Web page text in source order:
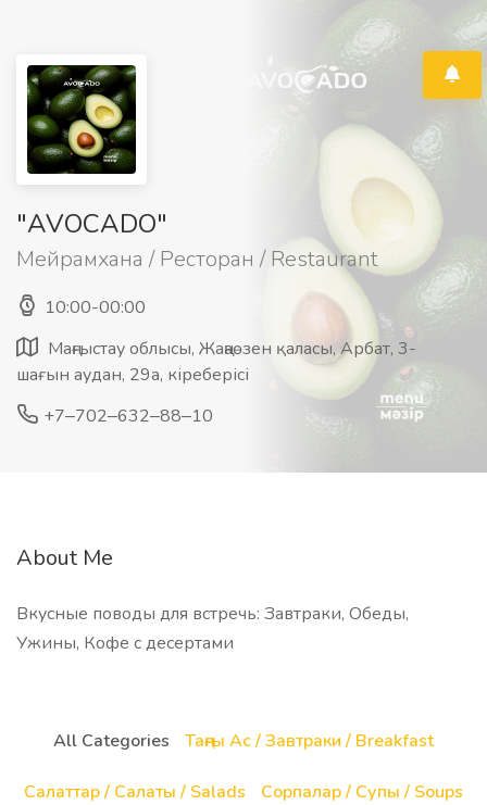
"AVOCADO"
Мейрамхана / Ресторан / Restaurant
10:00-00:00
Маңғыстау облысы, Жаңаөзен қаласы, Арбат, 3-
шағын аудан, 29а, кіреберісі
+7‒702‒632‒88‒10
About Me
Вкусные поводы для встречь: Завтраки, Обеды,
Ужины, Кофе с десертами
All Categories Таңғы Ас / Завтраки / Breakfast
Салаттар / Салаты / Salads Сорпалар / Супы / Soups